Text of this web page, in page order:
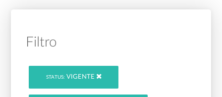
Filtro
STATUS: VIGENTE